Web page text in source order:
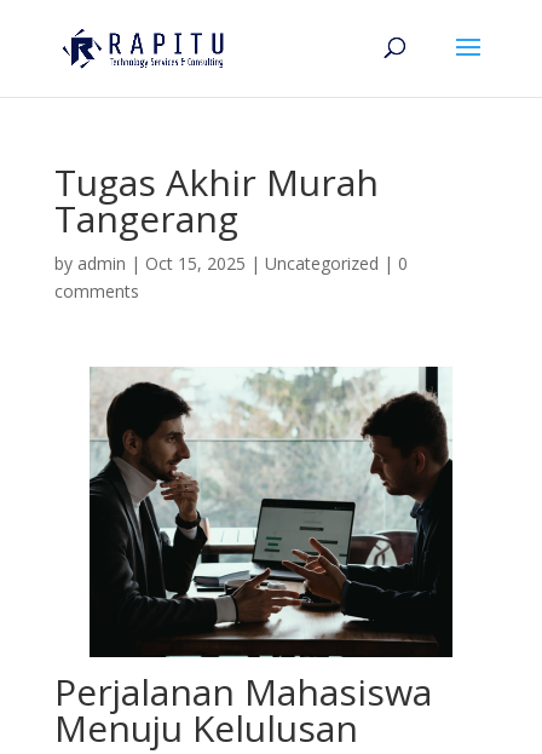
Tugas Akhir Murah
Tangerang
by admin | Oct 15, 2025 | Uncategorized | 0
comments
Perjalanan Mahasiswa
Menuju Kelulusan